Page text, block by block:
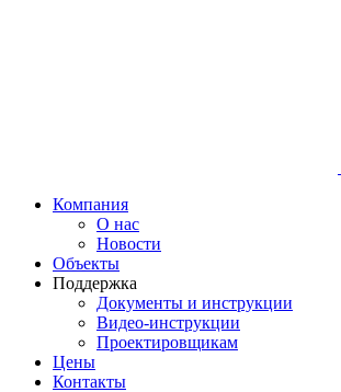
Компания
О нас
Новости
Объекты
Поддержка
Документы и инструкции
Видео-инструкции
Проектировщикам
Цены
Контакты